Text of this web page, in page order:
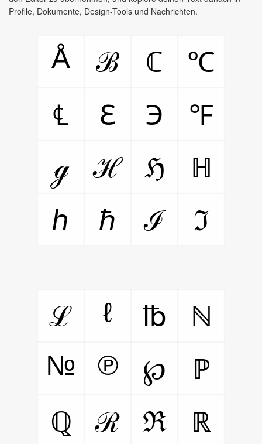
Profile, Dokumente, Design-Tools und Nachrichten.
Å ℬ ℂ
℃
℄
ℇ ℈
℉
ℊ
ℋ ℌ
ℍ
ℎ
ℏ ℐ ℑ
ℒ ℓ ℔
ℕ
№
℗ ℘
ℙ
ℚ
ℛ ℜ
ℝ